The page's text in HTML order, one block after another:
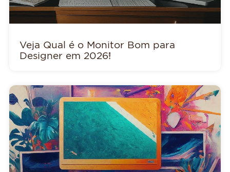
Veja Qual é o Monitor Bom para
Designer em 2026!